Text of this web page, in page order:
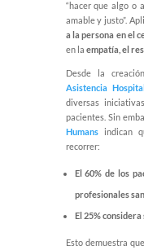
“hacer que algo o
amable y justo”.
a la persona en el
en la empatía, el
Desde la
Asistencia
diversas
pacientes. Sin
Humans indican
recorrer:
El 60% de los
profesionales
El 25%
Esto demuestra